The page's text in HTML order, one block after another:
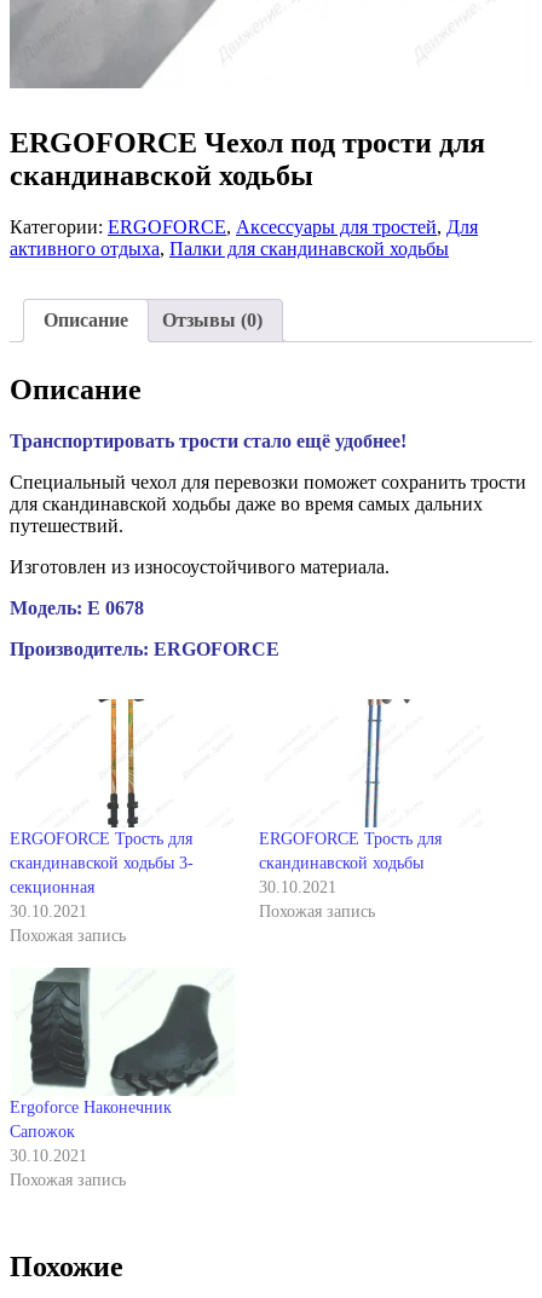
ERGOFORCE Чехол под трости для
скандинавской ходьбы
Категории: ERGOFORCE, Аксессуары для тростей, Для
активного отдыха, Палки для скандинавской ходьбы
Описание Отзывы (0)
Описание
Транспортировать трости стало ещё удобнее!
Специальный чехол для перевозки поможет сохранить трости
для скандинавской ходьбы даже во время самых дальних
путешествий.
Изготовлен из износоустойчивого материала.
Модель: E 0678
Производитель: ERGOFORCE
ERGOFORCE Трость для
скандинавской ходьбы 3-
секционная
30.10.2021
Похожая запись
ERGOFORCE Трость для
скандинавской ходьбы
30.10.2021
Похожая запись
Ergoforce Наконечник
Сапожок
30.10.2021
Похожая запись
Похожие